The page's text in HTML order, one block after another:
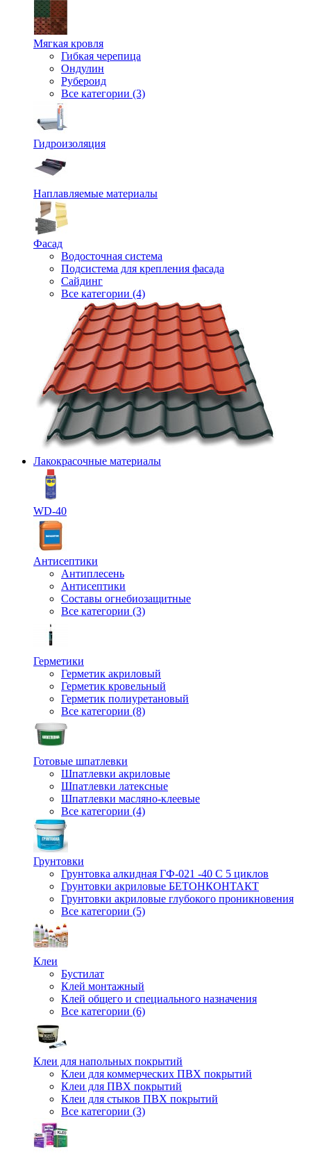
Мягкая кровля
Гибкая черепица
Ондулин
Рубероид
Все категории (3)
Гидроизоляция
Наплавляемые материалы
Фасад
Водосточная система
Подсистема для крепления фасада
Сайдинг
Все категории (4)
Лакокрасочные материалы
WD-40
Антисептики
Антиплесень
Антисептики
Составы огнебиозащитные
Все категории (3)
Герметики
Герметик акриловый
Герметик кровельный
Герметик полиуретановый
Все категории (8)
Готовые шпатлевки
Шпатлевки акриловые
Шпатлевки латексные
Шпатлевки масляно-клеевые
Все категории (4)
Грунтовки
Грунтовка алкидная ГФ-021 -40 С 5 циклов
Грунтовки акриловые БЕТОНКОНТАКТ
Грунтовки акриловые глубокого проникновения
Все категории (5)
Клеи
Бустилат
Клей монтажный
Клей общего и специального назначения
Все категории (6)
Клеи для напольных покрытий
Клеи для коммерческих ПВХ покрытий
Клеи для ПВХ покрытий
Клеи для стыков ПВХ покрытий
Все категории (3)